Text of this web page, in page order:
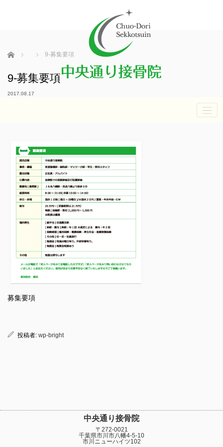
ホーム 9-募集要項
9-募集要項
2017.08.17
募集要項
投稿者: wp-bright
中央通り接骨院
〒272-0021
千葉県市川市八幡4-5-10
市川ニューハイツ102